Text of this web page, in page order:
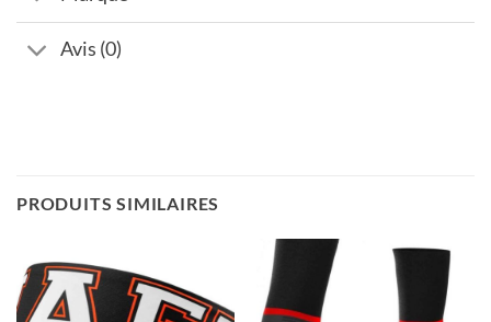
Avis (0)
PRODUITS SIMILAIRES